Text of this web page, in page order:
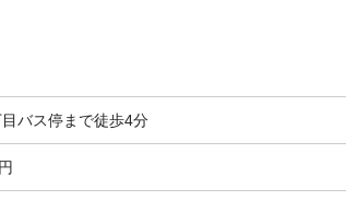
バス停まで徒歩4分